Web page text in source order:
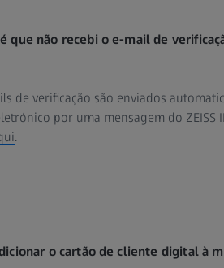
que não recebi o e-mail de
de verificação são enviados
por uma mensagem do
.
o cartão de cliente digital à